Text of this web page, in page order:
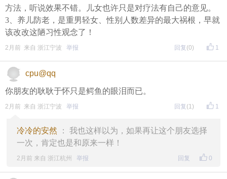
方法，听说效果不错。儿女也许只是对疗法有自己的意见。
3、养儿防老，是重男轻女、性别人数差异的最大祸根，早就
该改改这陋习性观念了！
1
2月前 来自 浙江宁波 举报 回复 (0)
cpu@qq
你朋友的耿耿于怀只是鳄鱼的眼泪而已。
1
2月前 来自 浙江宁波 举报 回复 (1)
冷冷的安然 ： 我也这样以为，如果再让这个朋友选择
一次，肯定也是和原来一样！
0
2月前 来自 浙江杭州 举报 回复